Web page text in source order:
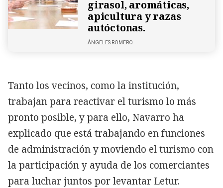
girasol, aromáticas,
apicultura y razas
autóctonas.
ÁNGELES ROMERO
Tanto los vecinos, como la institución,
trabajan para reactivar el turismo lo más
pronto posible, y para ello, Navarro ha
explicado que está trabajando en funciones
de administración y moviendo el turismo con
la participación y ayuda de los comerciantes
para luchar juntos por levantar Letur.